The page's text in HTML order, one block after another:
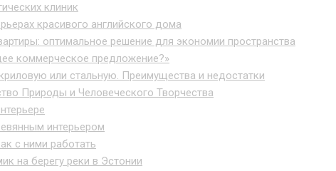
клиник
красивого английского дома
оптимальное решение для экономии пространства
коммерческое предложение?»
или стальную. Преимущества и недостатки
Природы и Человеческого Творчества
интерьером
с ними работать
на берегу реки в Эстонии